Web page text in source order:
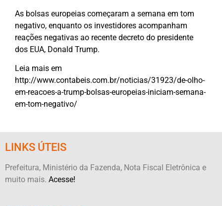
As bolsas europeias começaram a semana em tom
negativo, enquanto os investidores acompanham
reações negativas ao recente decreto do presidente
dos EUA, Donald Trump.
Leia mais em
http://www.contabeis.com.br/noticias/31923/de-olho-
em-reacoes-a-trump-bolsas-europeias-iniciam-semana-
em-tom-negativo/
LINKS ÚTEIS
Prefeitura, Ministério da Fazenda, Nota Fiscal Eletrônica e
muito mais. Acesse!